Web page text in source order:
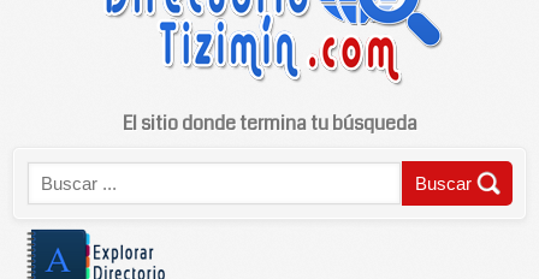
El sitio donde termina tu búsqueda